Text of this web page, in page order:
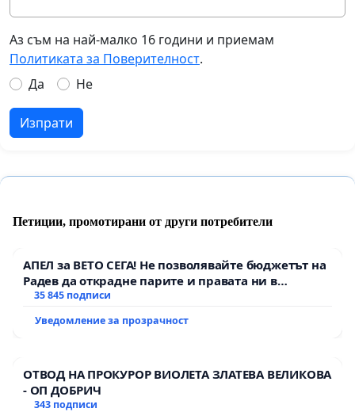
Аз съм на най-малко 16 години и приемам
Политиката за Поверителност.
Да
Не
Изпрати
Петиции, промотирани от други потребители
АПЕЛ за ВЕТО СЕГА! Не позволявайте бюджетът на
Радев да открадне парите и правата ни в
тъмното
35 845 подписи
Уведомление за прозрачност
ОТВОД НА ПРОКУРОР ВИОЛЕТА ЗЛАТЕВА ВЕЛИКОВА
- ОП ДОБРИЧ
343 подписи